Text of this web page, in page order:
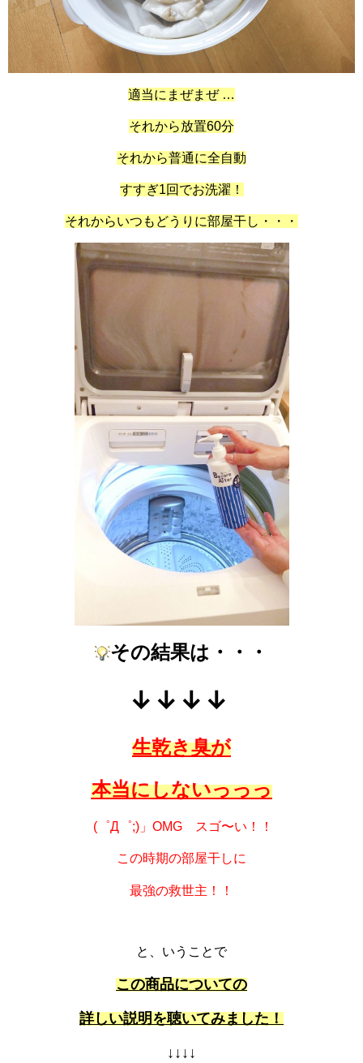
適当にまぜまぜ …
それから放置60分
それから普通に全自動
すすぎ1回でお洗濯！
それからいつもどうりに部屋干し・・・
その結果は・・・
↓↓↓↓
生乾き臭が
本当にしないっっっ
(゜Д゜;)」OMG スゴ〜い！！
この時期の部屋干しに
最強の救世主！！
と、いうことで
この商品についての
詳しい説明を聴いてみました！
↓↓↓↓